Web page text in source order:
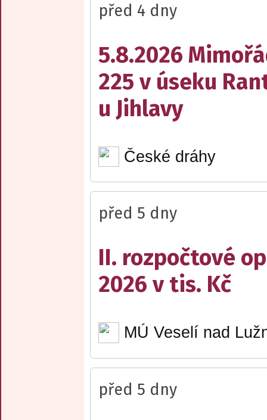
před 4 dny
5.8.2026
225 v úseku
u Jihlavy
České dráhy
před 5 dny
II. rozpočtové
2026 v tis. Kč
MÚ Veselí nad
před 5 dny